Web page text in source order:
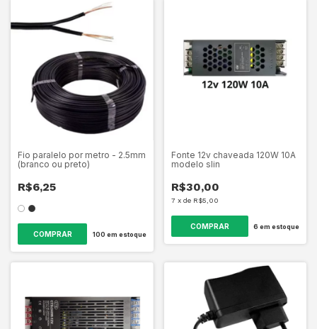
Fio paralelo por metro - 2.5mm
(branco ou preto)
R$6,25
COMPRAR 100 em estoque
Fonte 12v chaveada 120W 10A
modelo slin
R$30,00
7 x de R$5,00
6 em estoque